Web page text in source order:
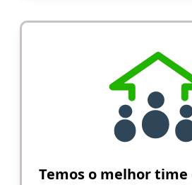
Temos o melhor time